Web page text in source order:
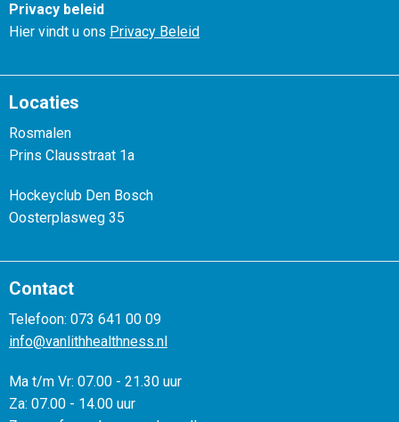
Privacy beleid
Hier vindt u ons Privacy Beleid
Locaties
Rosmalen
Prins Clausstraat 1a
Hockeyclub Den Bosch
Oosterplasweg 35
Contact
Telefoon: 073 641 00 09
info@vanlithhealthness.nl
Ma t/m Vr: 07.00 - 21.30 uur
Za: 07.00 - 14.00 uur